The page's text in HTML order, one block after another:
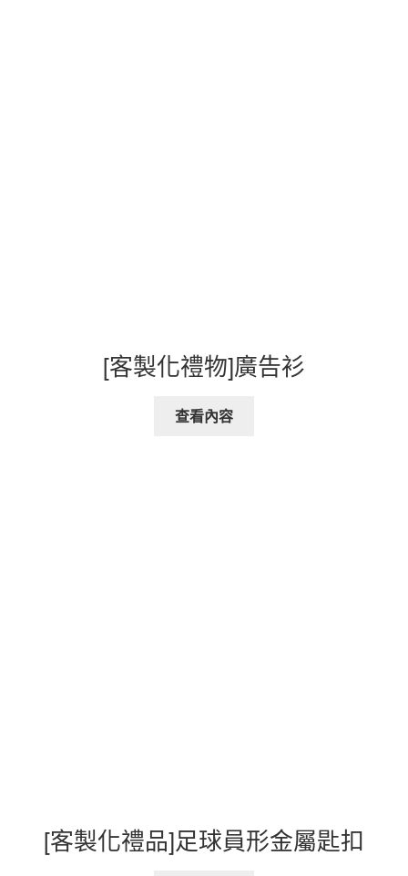
[客製化禮物]廣告衫
查看內容
[客製化禮品]足球員形金屬匙扣